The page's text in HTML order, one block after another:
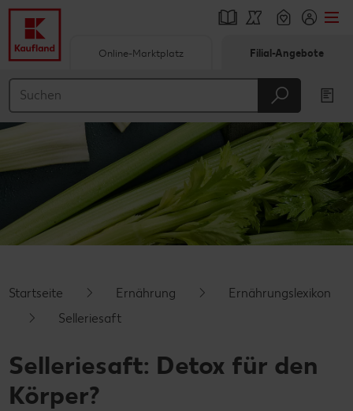
Hauptinhalt
Footer
Schwebender Seitenbereich
Online-Marktplatz Filial-Angebote
Startseite Ernährung
Ernährungslexikon
Selleriesaft
Selleriesaft: Detox für den
Körper?